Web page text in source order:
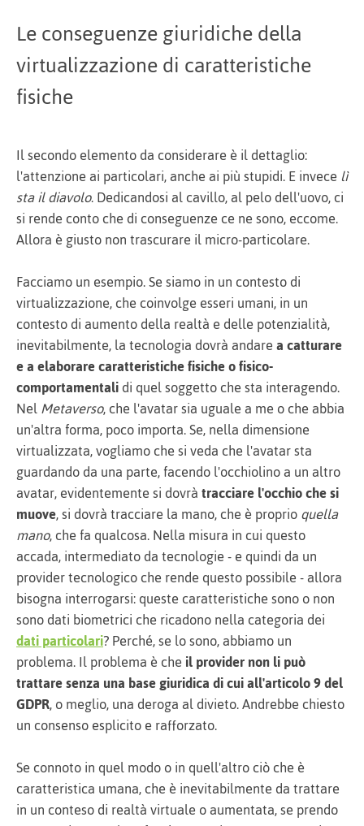
Le conseguenze giuridiche della
virtualizzazione di caratteristiche
fisiche
Il secondo elemento da considerare è il dettaglio:
l'attenzione ai particolari, anche ai più stupidi. E invecelì
sta il diavolo. Dedicandosi al cavillo, al pelo dell'uovo, ci
si rende conto che di conseguenze ce ne sono, eccome.
Allora è giusto non trascurare il micro-particolare.
Facciamo un esempio. Se siamo in un contesto di
virtualizzazione, che coinvolge esseri umani, in un
contesto di aumento della realtà e delle potenzialità,
inevitabilmente, la tecnologia dovrà andarea catturare
e a elaborare caratteristiche fisiche o fisico-
comportamentalidi quel soggetto che sta interagendo.
NelMetaverso, che l'avatar sia uguale a me o che abbia
un'altra forma, poco importa. Se, nella dimensione
virtualizzata, vogliamo che si veda che l'avatar sta
guardando da una parte, facendo l'occhiolino a un altro
avatar, evidentemente si dovràtracciare l'occhio che si
muove, si dovrà tracciare la mano, che è proprioquella
mano, che fa qualcosa. Nella misura in cui questo
accada, intermediato da tecnologie - e quindi da un
provider tecnologico che rende questo possibile - allora
bisogna interrogarsi: queste caratteristiche sono o non
sono dati biometrici che ricadono nella categoria dei
dati particolari? Perché, se lo sono, abbiamo un
problema. Il problema è cheil provider non li può
trattare senza una base giuridica di cui all'articolo 9 del
GDPR, o meglio, una deroga al divieto. Andrebbe chiesto
un consenso esplicito e rafforzato.
Se connoto in quel modo o in quell'altro ciò che è
caratteristica umana, che è inevitabilmente da trattare
in un conteso di realtà virtuale o aumentata, se prendo